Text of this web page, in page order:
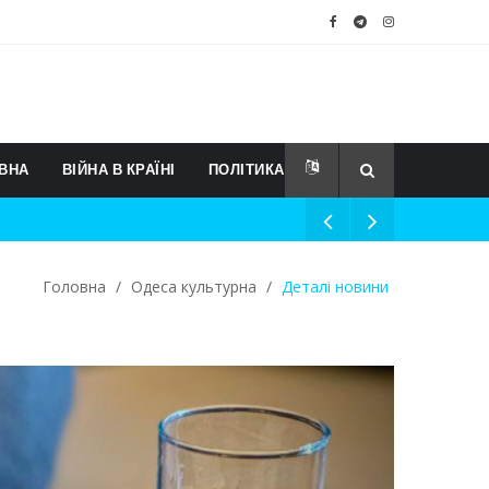
ВІЙНА В КРАЇНІ ПОЛІТИКА
Головна / Одеса культурна / Деталі новини